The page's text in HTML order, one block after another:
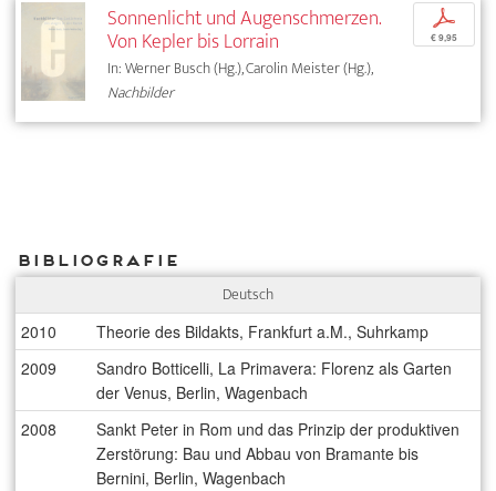
Sonnenlicht und Augenschmerzen.
Von Kepler bis Lorrain
In: Werner Busch (Hg.), Carolin Meister (Hg.),
Nachbilder
p
€ 9,95
Bibliografie
Deutsch
2010
Theorie des Bildakts, Frankfurt a.M., Suhrkamp
2009
Sandro Botticelli, La Primavera: Florenz als Garten
der Venus, Berlin, Wagenbach
2008
Sankt Peter in Rom und das Prinzip der produktiven
Zerstörung: Bau und Abbau von Bramante bis
Bernini, Berlin, Wagenbach